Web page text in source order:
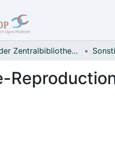
Aus der Zentralbibliothek Zürich